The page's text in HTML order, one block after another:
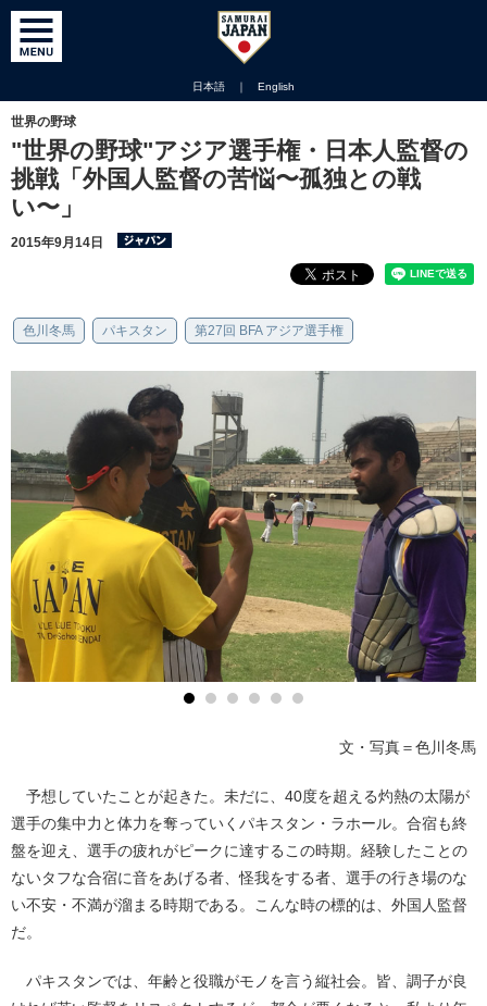
日本語 ｜ English
世界の野球
"世界の野球"アジア選手権・日本人監督の
挑戦「外国人監督の苦悩〜孤独との戦
い〜」
2015年9月14日
色川冬馬 パキスタン 第27回 BFA アジア選手権
文・写真＝色川冬馬
予想していたことが起きた。未だに、40度を超える灼熱の太陽が
選手の集中力と体力を奪っていくパキスタン・ラホール。合宿も終
盤を迎え、選手の疲れがピークに達するこの時期。経験したことの
ないタフな合宿に音をあげる者、怪我をする者、選手の行き場のな
い不安・不満が溜まる時期である。こんな時の標的は、外国人監督
だ。
パキスタンでは、年齢と役職がモノを言う縦社会。皆、調子が良